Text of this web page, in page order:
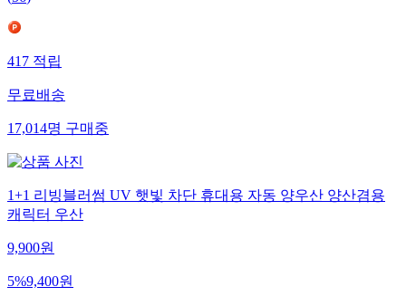
417적립
무료배송
17,014명구매중
1+1 리빙블러썸 UV 햇빛 차단 휴대용 자동 양우산 양산겸용
캐릭터 우산
9,900원
5%9,400원